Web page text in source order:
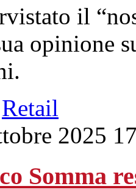
il
opinione
Retail
2025
Somma